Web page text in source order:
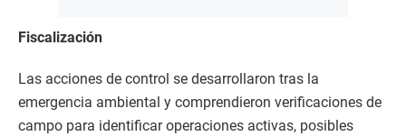
Fiscalización
Las acciones de control se desarrollaron tras la
emergencia ambiental y comprendieron verificaciones de
campo para identificar operaciones activas, posibles